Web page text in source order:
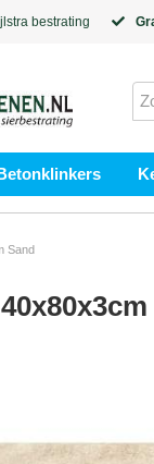
bestrating
Sand